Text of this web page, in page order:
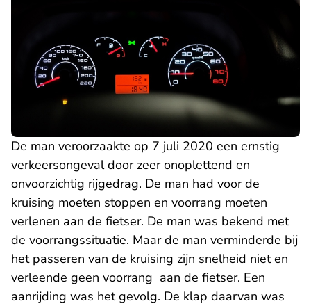
De man veroorzaakte op 7 juli 2020 een ernstig
verkeersongeval door zeer onoplettend en
onvoorzichtig rijgedrag. De man had voor de
kruising moeten stoppen en voorrang moeten
verlenen aan de fietser. De man was bekend met
de voorrangssituatie. Maar de man verminderde bij
het passeren van de kruising zijn snelheid niet en
verleende geen voorrang aan de fietser. Een
aanrijding was het gevolg. De klap daarvan was